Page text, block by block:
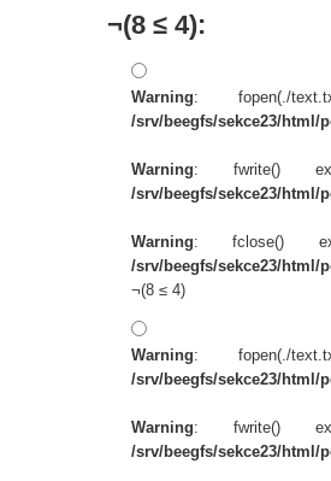
¬(8 ≤ 4):
Warning: fopen(./
/srv/beegfs/sekce23/html/
Warning: fwrite()
/srv/beegfs/sekce23/html/
Warning: fclose()
/srv/beegfs/sekce23/html/
¬(8 ≤ 4)
Warning: fopen(./
/srv/beegfs/sekce23/html/
Warning: fwrite()
/srv/beegfs/sekce23/html/